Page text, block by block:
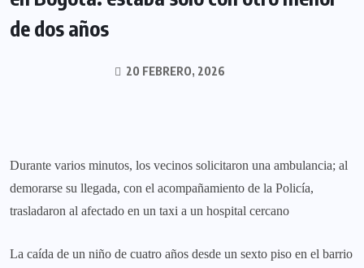
de dos años
20 FEBRERO, 2026
Durante varios minutos, los vecinos solicitaron una ambulancia; al
demorarse su llegada, con el acompañamiento de la Policía,
trasladaron al afectado en un taxi a un hospital cercano
La caída de un niño de cuatro años desde un sexto piso en el barrio